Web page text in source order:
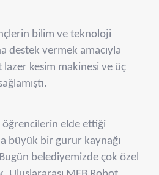
bilim ve teknoloji
destek vermek amacıyla
kesim makinesi ve üç
öğrencilerin elde ettiği
büyük bir gurur kaynağı
belediyemizde çok özel